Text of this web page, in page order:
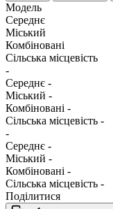
Модель
Середнє
Міський
Комбіновані
Сільська місцевість
-
Середнє -
Міський -
Комбіновані -
Сільська місцевість -
-
Середнє -
Міський -
Комбіновані -
Сільська місцевість -
Поділитися